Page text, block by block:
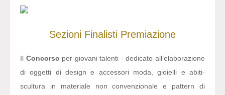
Sezioni Finalisti Premiazione
Il Concorso per giovani talenti - dedicato all’elaborazione
di oggetti di design e accessori moda, gioielli e abiti-
scultura in materiale non convenzionale e pattern di